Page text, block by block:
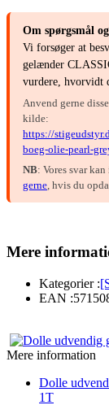
Om spørgsmål
Vi forsøger at
gelænder
vurdere, hvorvidt
Anvend gerne
kilde:
https://
boeg-olie-pearl-
NB: Vores svar
gerne, hvis du
Mere
Kategorier :
EAN :
Mere information
Dolle
1T